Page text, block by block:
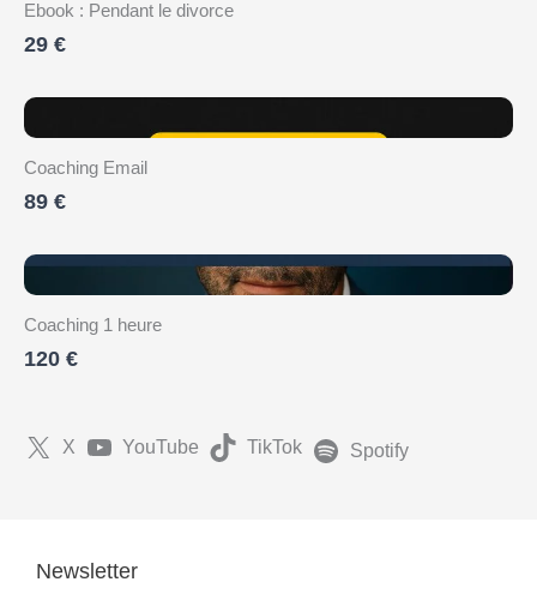
Ebook : Pendant le divorce
29 €
Coaching Email
89 €
Coaching 1 heure
120 €
X YouTube TikTok Spotify
Newsletter